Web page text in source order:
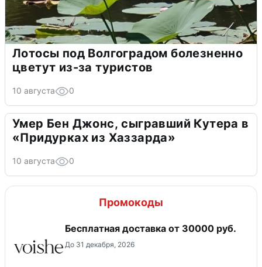
Лотосы под Волгоградом болезненно
цветут из-за туристов
10 августа 0
Умер Бен Джонс, сыгравший Кутера в
«Придурках из Хаззарда»
10 августа 0
Промокоды
Бесплатная доставка от 30000 руб.
До 31 декабря, 2026